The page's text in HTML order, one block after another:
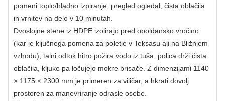
pomeni toplo/hladno izpiranje, pregled ogledal, čista oblačila
in vrnitev na delo v 10 minutah.
Dvoslojne stene iz HDPE izolirajo pred opoldansko vročino
(kar je ključnega pomena za poletje v Teksasu ali na Bližnjem
vzhodu), talni odtok hitro požira vodo iz tuša, polica drži čista
oblačila, kljuke pa ločujejo mokre brisače. Z dimenzijami 1140
× 1175 × 2300 mm je primeren za viličar, a hkrati dovolj
prostoren za manevriranje odrasle osebe.